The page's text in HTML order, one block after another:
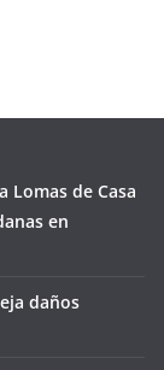
de Casa
en
daños